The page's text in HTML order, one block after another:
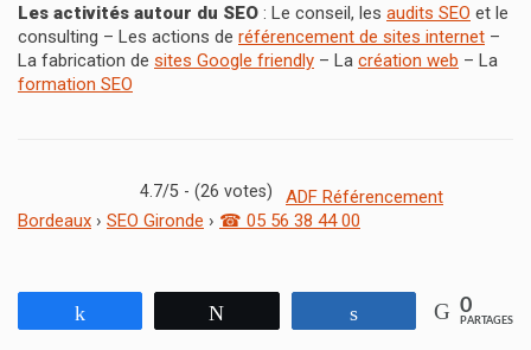
Les activités autour du SEO : Le conseil, les audits SEO et le
consulting – Les actions de référencement de sites internet –
La fabrication de sites Google friendly – La création web – La
formation SEO
4.7/5 - (26 votes)
ADF Référencement
Bordeaux › SEO Gironde › ☎ 05 56 38 44 00
Partagez 0
PARTAGES